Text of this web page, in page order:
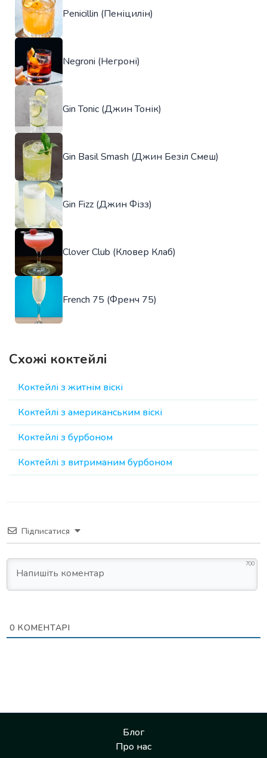
Penicillin (Пеніцилін)
Negroni (Негроні)
Gin Tonic (Джин Тонік)
Gin Basil Smash (Джин Безіл Смеш)
Gin Fizz (Джин Фізз)
Clover Club (Кловер Клаб)
French 75 (Френч 75)
Схожі коктейлі
Коктейлі з житнім віскі
Коктейлі з американським віскі
Коктейлі з бурбоном
Коктейлі з витриманим бурбоном
Підписатися
700
0 КОМЕНТАРІ
Блог
Про нас